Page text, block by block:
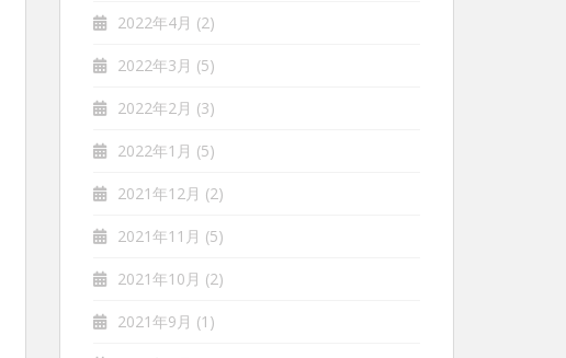
2022年4月 (2)
2022年3月 (5)
2022年2月 (3)
2022年1月 (5)
2021年12月 (2)
2021年11月 (5)
2021年10月 (2)
2021年9月 (1)